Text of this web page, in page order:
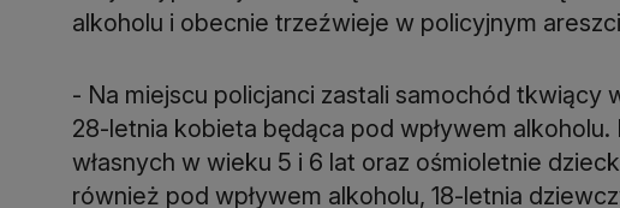
alkoholu i obecnie trzeźwieje w policyjnym
- Na miejscu policjanci zastali samochód tkwiący
28-letnia kobieta będąca pod wpływem alkoholu.
własnych w wieku 5 i 6 lat oraz ośmioletnie
również pod wpływem alkoholu, 18-letnia